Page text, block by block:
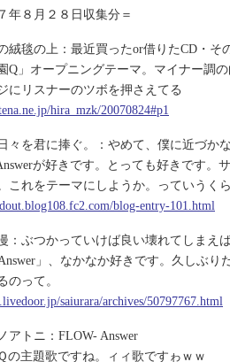
年８月２８日収集分＝
絨毯の上：最近買ったor借りたCD・そ
Q」オープニングテーマ。マイナー調
にリスナーのツボを押さえてる
hira_mzk/20070824#p1
々を君に捧ぐ。：やめて、僕に近づかな
が好きです。とっても好きです。
これをテーマにしようか。っていうくら
blog-entry-101.html
：ぶつかっていけば良い壊れてしまえ
」、なかなか好きです。久しぶり
のって。
saiurara/archives/50797767.html
アトニ：FLOW- Answer
の主題歌ですね。ィィ歌ですゎｗｗ